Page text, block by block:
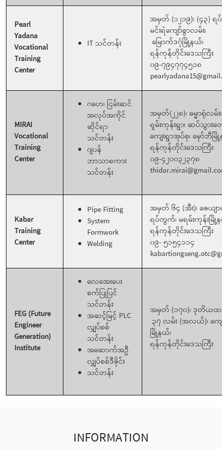
Pearl
Yadana
Vocational
Training
Center
IT သင်တန်း
အမှတ် (၁၂၁၉)၊ (၄၃)
မင်းရဲကျော်စွာလမ်း၊
မြောက်ဒဂုံမြို့နယ်၊
ရန်ကုန်တိုင်းဒေသကြီး
၀၉-၇၉၄၇၇၄၅၁၈
MIRAI
Vocational
Training
Center
ဂဟေ၊ ငြမ်းဆင်
အလုပ်အကိုင်
ဆိုင်ရာ
သင်တန်း
ဂျပန်
ဘာသာစကား
သင်တန်း
အမှတ်(၂၂၈)၊ ဓမ္မာရုံလမ်း
ရှမ်းကုန်းရွာ၊ ဆပ်သွားတ
ကျေးရွာအုပ်စု၊ မှော်ဘီမ
ရန်ကုန်တိုင်းဒေသကြီး
၀၉-၄၂၀၀၃၂၃၇၈
Kabar
Training
Center
Pipe Fitting
System
Formwork
Welding
အမှတ် ၆၄ (အီး)၊ ဇေယျာ
ရပ်ကွက်၊ မရမ်းကုန်းမြို့
ရန်ကုန်တိုင်းဒေသကြီး
၀၉- ၅၁၅၄၁၁၄
FEG (Future
Engineer
Generation)
Institute
လေအေးပေး
စက်ပြုပြင်
သင်တန်း
အဆင့်မြင့် PLC
လျှပ်စစ်
သင်တန်း
အဆောက်အဦ
လျှပ်စစ်ဒီဇိုင်း
သင်တန်း
အမှတ် (၁၇၀)၊ ဒုတိယထ
၃၇ လမ်း (အလယ်)၊ က
မြို့နယ်၊
ရန်ကုန်တိုင်းဒေသကြီး
INFORMATION